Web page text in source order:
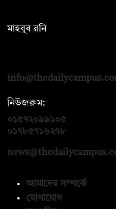
মাহবুব রনি
নিউজরুম:
০১৫৭২০৯৯১০৫
০১৭৮৫৭১৬২৭৮
আমাদের সম্পর্কে
যোগাযোগ